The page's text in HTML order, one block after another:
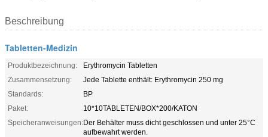
Beschreibung
Tabletten-Medizin
Produktbezeichnung:
Erythromycin Tabletten
Zusammensetzung:
Jede Tablette enthält: Erythromycin 250 mg
Standards:
BP
Paket:
10*10TABLETEN/BOX*200/KATON
Speicheranweisungen:Der Behälter muss dicht geschlossen und unter 25°C
aufbewahrt werden.